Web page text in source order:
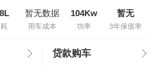
暂无数据
用车成本
104Kw
功率
暂无
3年保值率
贷款购车